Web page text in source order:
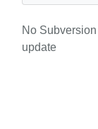
No
update